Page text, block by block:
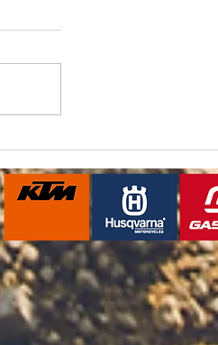
お得なキャンペーン複数実施
中です‼